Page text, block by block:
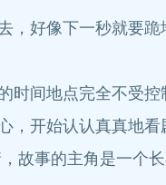
好像下一秒就要跪
间地点完全不受控
开始认认真真地看
事的主角是一个